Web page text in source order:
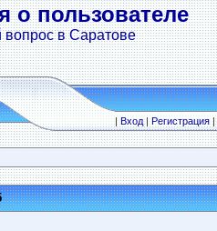
пользователе
вопрос в Саратове
|Вход|Регистрация|